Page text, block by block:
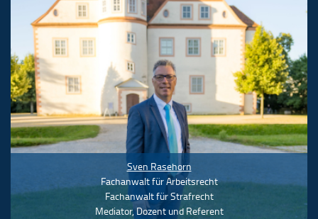
Sven Rasehorn
Fachanwalt für Arbeitsrecht
Fachanwalt für Strafrecht
Mediator, Dozent und Referent